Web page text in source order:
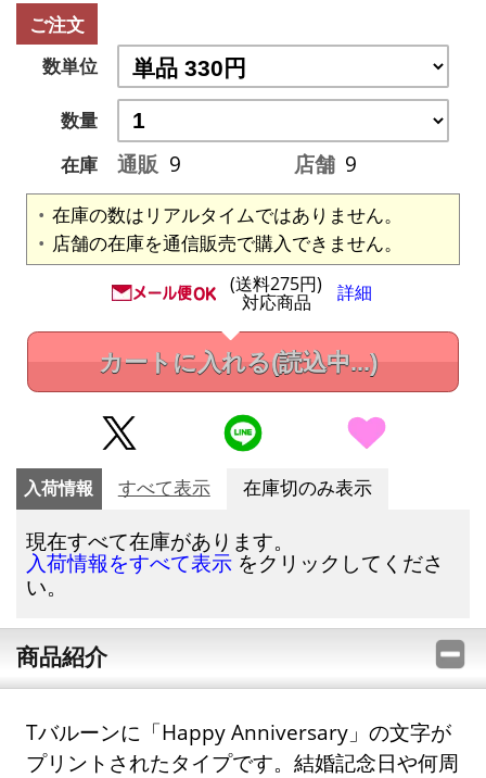
ご注文
数単位
数量
在庫
通販 9 店舗 9
在庫の数はリアルタイムではありません。
店舗の在庫を通信販売で購入できません。
(送料275円)
対応商品 詳細
カートに入れる(読込中...)
入荷情報 すべて表示 在庫切のみ表示
現在すべて在庫があります。
入荷情報をすべて表示 をクリックしてくださ
い。
商品紹介
Tバルーンに「Happy Anniversary」の文字が
プリントされたタイプです。結婚記念日や何周